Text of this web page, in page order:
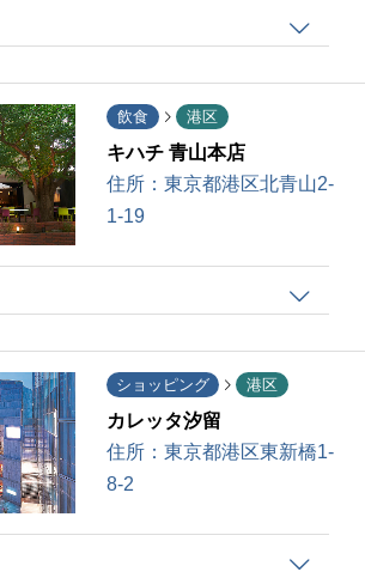
飲食 港区
キハチ 青山本店
住所： 東京都港区北青山2-
1-19
ショッピング 港区
カレッタ汐留
住所： 東京都港区東新橋1-
8-2